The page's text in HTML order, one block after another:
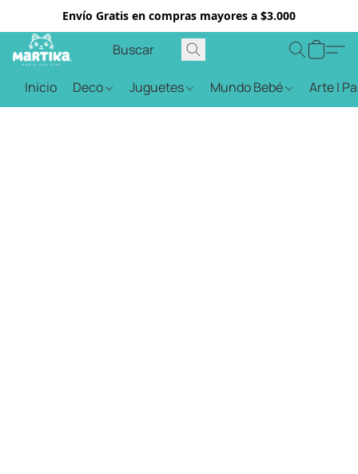
Envío Gratis en compras mayores a $3.000
Inicio Deco Juguetes Mundo Bebé Arte |